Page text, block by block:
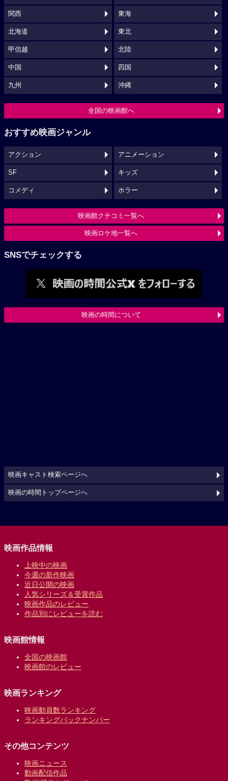
関西 東海
北海道 東北
甲信越 北陸
中国 四国
九州 沖縄
全国の映画館へ
おすすめ映画ジャンル
アクション アニメーション
SF キッズ
コメディ ホラー
映画館クチコミ一覧へ
映画ロケ地一覧へ
SNSでチェックする
映画の時間について
映画キャスト検索ページへ
映画の時間トップページへ
映画作品情報
上映中の映画
今週の新作映画
近日公開の映画
人気シリーズ＆受賞作品
映画作品のレビュー
作品別にレビューを読む
映画館情報
全国の映画館
映画館のレビュー
映画ランキング
映画動員数ランキング
ランキングバックナンバー
その他コンテンツ
映画ニュース
動画配信作品